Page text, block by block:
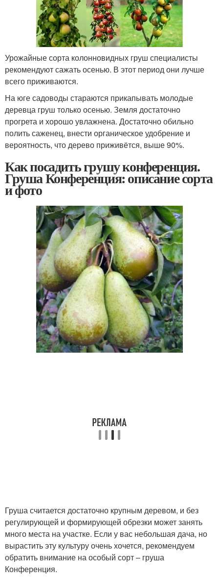
Урожайные сорта колонновидных груш специалисты
рекомендуют сажать осенью. В этот период они лучше
всего приживаются.
На юге садоводы стараются прикапывать молодые
деревца груш только осенью. Земля достаточно
прогрета и хорошо увлажнена. Достаточно обильно
полить саженец, внести органическое удобрение и
вероятность, что дерево приживётся, выше 90%.
Как посадить грушу конференция.
Груша Конференция: описание сорта
и фото
Груша считается достаточно крупным деревом, и без
регулирующей и формирующей обрезки может занять
много места на участке. Если у вас небольшая дача, но
вырастить эту культуру очень хочется, рекомендуем
обратить внимание на особый сорт – груша
Конференция.